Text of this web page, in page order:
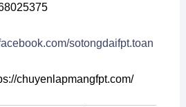
sotongdaifpt.toan
chuyenlapmangfpt.com/